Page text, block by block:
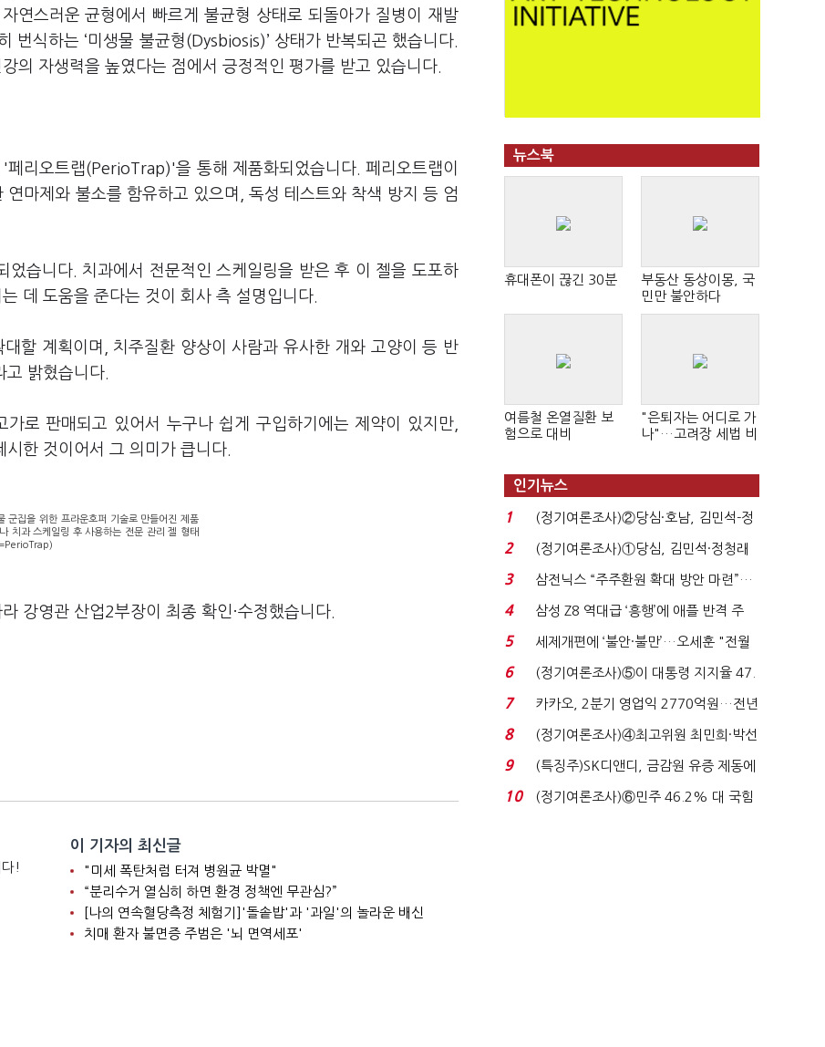
연스러운 균형에서 빠르게 불균형 상태로 되돌아가 질병이 재발
번식하는 ‘미생물 불균형(Dysbiosis)’ 상태가 반복되곤 했습니다.
의 자생력을 높였다는 점에서 긍정적인 평가를 받고 있습니다.
리오트랩(PerioTrap)'을 통해 제품화되었습니다. 페리오트랩이
마제와 불소를 함유하고 있으며, 독성 테스트와 착색 방지 등 엄
습니다. 치과에서 전문적인 스케일링을 받은 후 이 젤을 도포하
데 도움을 준다는 것이 회사 측 설명입니다.
할 계획이며, 치주질환 양상이 사람과 유사한 개와 고양이 등 반
밝혔습니다.
로 판매되고 있어서 누구나 쉽게 구입하기에는 제약이 있지만,
한 것이어서 그 의미가 큽니다.
군집을 위한 프라운호퍼 기술로 만들어진 제품
치과 스케일링 후 사용하는 전문 관리 젤 형태
강영관 산업2부장이 최종 확인·수정했습니다.
!
이 기자의 최신글
"미세 폭탄처럼 터져 병원균 박멸"
“분리수거 열심히 하면 환경 정책엔 무관심?”
[나의 연속혈당측정 체험기]'돌솥밥'과 '과일'의 놀라운 배신
치매 환자 불면증 주범은 '뇌 면역세포'
뉴스북
휴대폰이 끊긴 30분
부동산 동상이몽, 국
민만 불안하다
여름철 온열질환 보
험으로 대비
"은퇴자는 어디로 가
나"…고려장 세법 비
인기뉴스
1
(정기여론조사)②당심·호남, 김민석-정
청래 '초접전'...
2
(정기여론조사)①당심, 김민석·정청래
'초접전'…대통령 ...
3
삼전닉스 “주주환원 확대 방안 마련”…
로이터에 성명...
4
삼성 Z8 역대급 ‘흥행’에 애플 반격 주
목…9월 ‘폴...
5
세제개편에 ‘불안·불만’…오세훈 "전월
세 구하기 더 ...
6
(정기여론조사)⑤이 대통령 지지율 47.
7%…일주일 만에 ...
7
카카오, 2분기 영업익 2770억원…전년
비 36% 증가...
8
(정기여론조사)④최고위원 최민희·박선
원 '양강'…서미...
9
(특징주)SK디앤디, 금감원 유증 제동에
장 초반 상한가...
10
(정기여론조사)⑥민주 46.2% 대 국힘